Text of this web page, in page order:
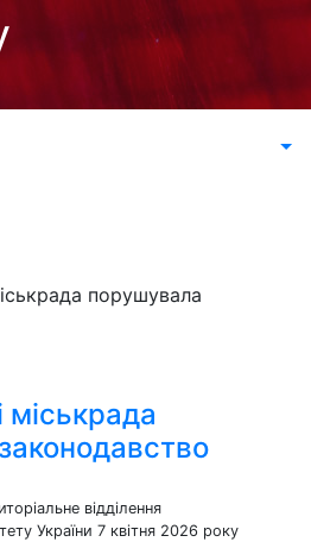
порушувала
міськрада
відділення
України 7 квітня 2026 року